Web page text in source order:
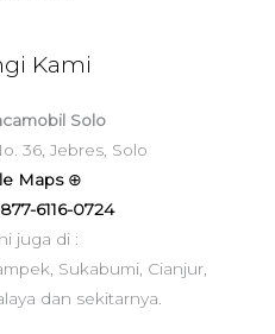
Kami
Solo
36, Jebres, Solo
Maps ⊕
6116-0724
juga di :
Sukabumi, Cianjur,
dan sekitarnya.